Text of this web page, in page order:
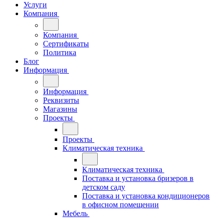
Услуги
Компания
Компания
Сертификаты
Политика
Блог
Информация
Информация
Реквизиты
Магазины
Проекты
Проекты
Климатическая техника
Климатическая техника
Поставка и установка бризеров в
детском саду
Поставка и установка кондиционеров
в офисном помещении
Мебель